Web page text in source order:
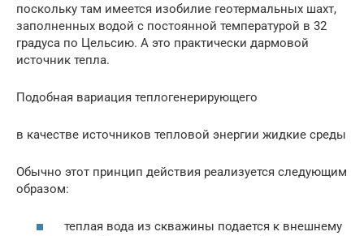
поскольку там имеется изобилие геотермальных шахт,
заполненных водой с постоянной температурой в 32
градуса по Цельсию. А это практически дармовой
источник тепла.
Подобная вариация теплогенерирующего
в качестве источников тепловой энергии жидкие среды
Обычно этот принцип действия реализуется следующим
образом:
теплая вода из скважины подается к внешнему